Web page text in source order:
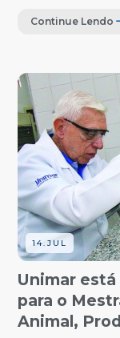
Continue Lendo
14.JUL
Unimar
para o
Animal,